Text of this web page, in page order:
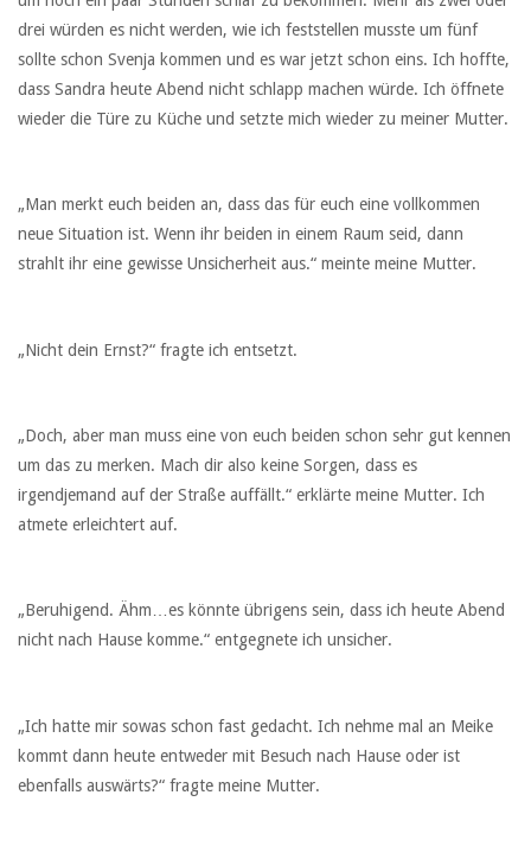
drei würden es nicht werden, wie ich feststellen musste um fünf
sollte schon Svenja kommen und es war jetzt schon eins. Ich hoffte,
dass Sandra heute Abend nicht schlapp machen würde. Ich öffnete
wieder die Türe zu Küche und setzte mich wieder zu meiner Mutter.
„Man merkt euch beiden an, dass das für euch eine vollkommen
neue Situation ist. Wenn ihr beiden in einem Raum seid, dann
strahlt ihr eine gewisse Unsicherheit aus.“ meinte meine Mutter.
„Nicht dein Ernst?“ fragte ich entsetzt.
„Doch, aber man muss eine von euch beiden schon sehr gut kennen
um das zu merken. Mach dir also keine Sorgen, dass es
irgendjemand auf der Straße auffällt.“ erklärte meine Mutter. Ich
atmete erleichtert auf.
„Beruhigend. Ähm…es könnte übrigens sein, dass ich heute Abend
nicht nach Hause komme.“ entgegnete ich unsicher.
„Ich hatte mir sowas schon fast gedacht. Ich nehme mal an Meike
kommt dann heute entweder mit Besuch nach Hause oder ist
ebenfalls auswärts?“ fragte meine Mutter.